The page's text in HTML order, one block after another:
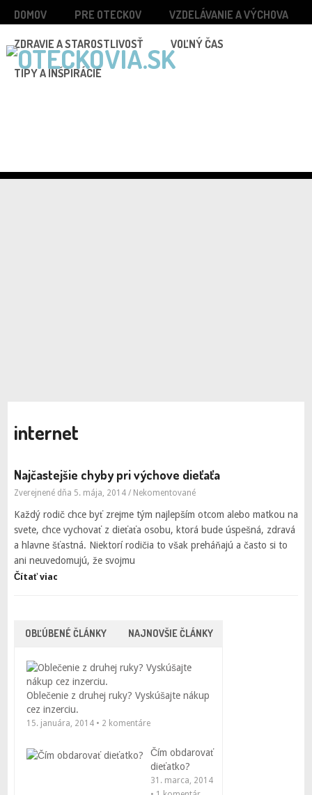
DOMOV PRE OTECKOV VZDELÁVANIE A VÝCHOVA
ZDRAVIE A STAROSTLIVOSŤ VOĽNÝ ČAS
TIPY A INŠPIRÁCIE
internet
Najčastejšie chyby pri výchove dieťaťa
Zverejnené dňa 5. mája, 2014/ Nekomentované
Každý rodič chce byť zrejme tým najlepším otcom alebo matkou na
svete, chce vychovať z dieťaťa osobu, ktorá bude úspešná, zdravá
a hlavne šťastná. Niektorí rodičia to však preháňajú a často si to
ani neuvedomujú, že svojmu
Čítať viac
OBĽÚBENÉ ČLÁNKY NAJNOVŠIE ČLÁNKY
Oblečenie z druhej ruky? Vyskúšajte nákup
cez inzerciu.
15. januára, 2014 • 2 komentáre
Čím obdarovať
dieťatko?
31. marca, 2014